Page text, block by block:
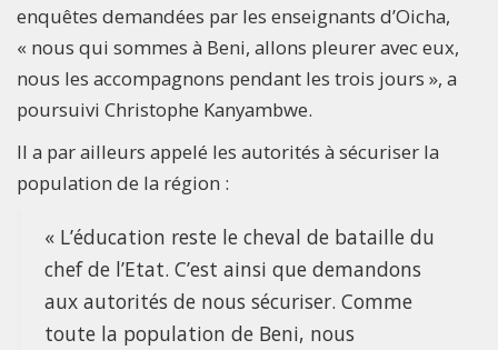
enquêtes demandées par les enseignants d’Oicha,
« nous qui sommes à Beni, allons pleurer avec eux,
nous les accompagnons pendant les trois jours », a
poursuivi Christophe Kanyambwe.
Il a par ailleurs appelé les autorités à sécuriser la
population de la région :
« L’éducation reste le cheval de bataille du
chef de l’Etat. C’est ainsi que demandons
aux autorités de nous sécuriser. Comme
toute la population de Beni, nous